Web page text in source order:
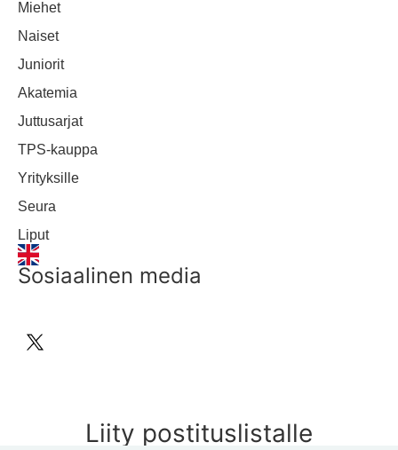
Miehet
Naiset
Juniorit
Akatemia
Juttusarjat
TPS-kauppa
Yrityksille
Seura
Liput
Sosiaalinen media
Liity postituslistalle